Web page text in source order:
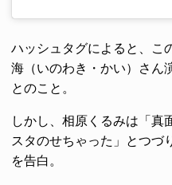
ハッシュタグによると、こ
海（いのわき・かい）さん
とのこと。
しかし、相原くるみは「真
スタのせちゃった」とつづ
を告白。